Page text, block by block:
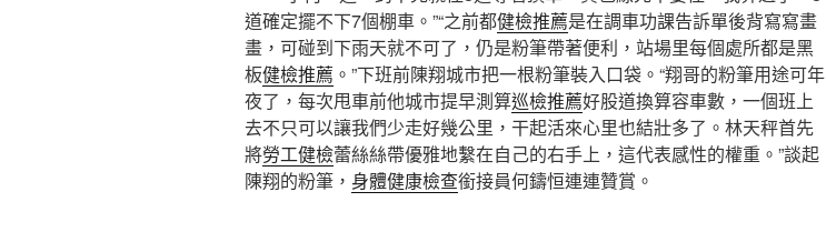
道確定擺不下7個棚車。”“之前都健檢推薦是在調車功課告訴單後背寫寫畫
畫，可碰到下雨天就不可了，仍是粉筆帶著便利，站場里每個處所都是黑
板健檢推薦 。”下班前陳翔城市把一根粉筆裝入口袋。“翔哥的粉筆用途可年
夜了，每次甩車前他城市提早測算巡檢推薦好股道換算容車數，一個班上
去不只可以讓我們少走好幾公里，干起活來心里也結壯多了。林天秤首先
將勞工健檢蕾絲絲帶優雅地繫在自己的右手上，這代表感性的權重。”談起
陳翔的粉筆， 身體健康檢查銜接員何鑄恒連連贊賞。